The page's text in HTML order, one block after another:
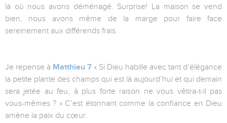
là où nous avons déménagé. Surprise! La maison se vend
bien, nous avons même de la marge pour faire face
sereinement aux différends frais.
Je repense à Matthieu 7 « Si Dieu habille avec tant d’élégance
la petite plante des champs qui est là aujourd’hui et qui demain
sera jetée au feu, à plus forte raison ne vous vêtira-t-il pas
vous-mêmes ? » C’est étonnant comme la confiance en Dieu
amène la paix du cœur.